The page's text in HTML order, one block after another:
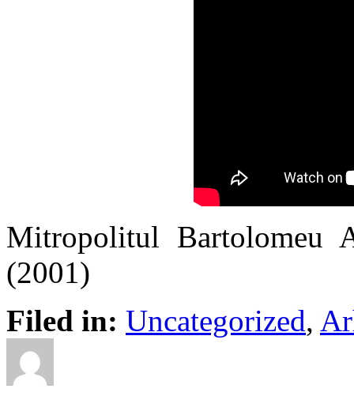
Mitropolitul Bartolomeu
(2001)
Filed in: Uncategorized,